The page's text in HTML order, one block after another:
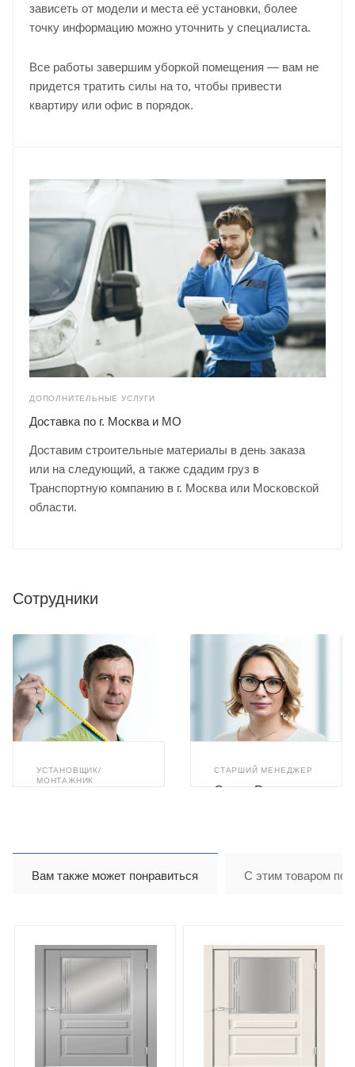
зависеть от модели и места её установки, более
точку информацию можно уточнить у специалиста.
Все работы завершим уборкой помещения — вам не
придется тратить силы на то, чтобы привести
квартиру или офис в порядок.
ДОПОЛНИТЕЛЬНЫЕ УСЛУГИ
Доставка по г. Москва и МО
Доставим строительные материалы в день заказа
или на следующий, а также сдадим груз в
Транспортную компанию в г. Москва или Московской
области.
Сотрудники
УСТАНОВЩИК/
МОНТАЖНИК
СТАРШИЙ МЕНЕДЖЕР
Олеся Романюк
Вам также может понравиться С этим товаром